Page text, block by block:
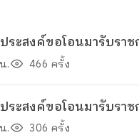
ะสงค์ขอโอนมารับราช
. 466 ครั้ง
ะสงค์ขอโอนมารับราช
. 306 ครั้ง